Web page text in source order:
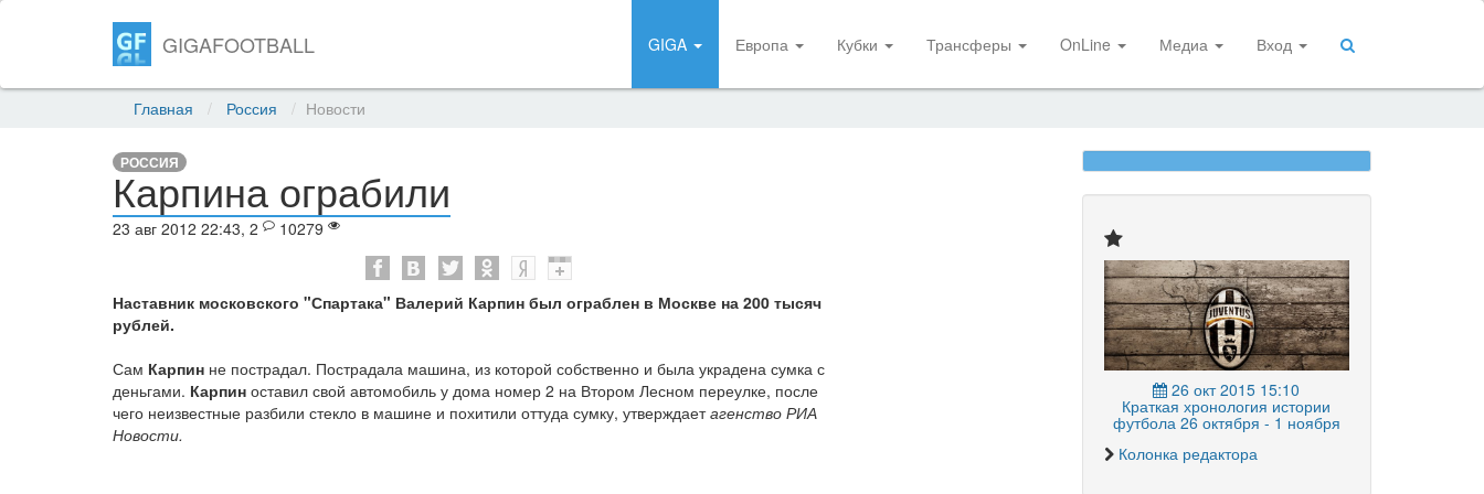
GIGAFOOTBALL GIGA Европа Кубки Трансферы OnLine Медиа Вход
Главная Россия Новости
РОССИЯ
Карпина ограбили
23 авг 2012 22:43, 2 10279
Наставник московского "Спартака" Валерий Карпин был ограблен в Москве на 200 тысяч
рублей.
Сам Карпин не пострадал. Пострадала машина, из которой собственно и была украдена сумка с
деньгами. Карпин оставил свой автомобиль у дома номер 2 на Втором Лесном переулке, после
чего неизвестные разбили стекло в машине и похитили оттуда сумку, утверждаетагенство РИА
Новости.
26 окт 2015 15:10
Краткая хронология истории
футбола 26 октября - 1 ноября
Колонка редактора